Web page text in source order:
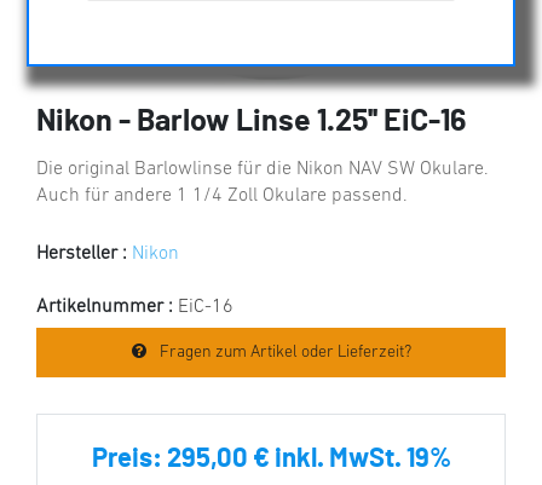
Nikon - Barlow Linse 1.25'' EiC-16
Die original Barlowlinse für die Nikon NAV SW Okulare.
Auch für andere 1 1/4 Zoll Okulare passend.
Hersteller : Nikon
Artikelnummer : EiC-16
Fragen zum Artikel oder Lieferzeit?
Preis: 295,00 € inkl. MwSt. 19%